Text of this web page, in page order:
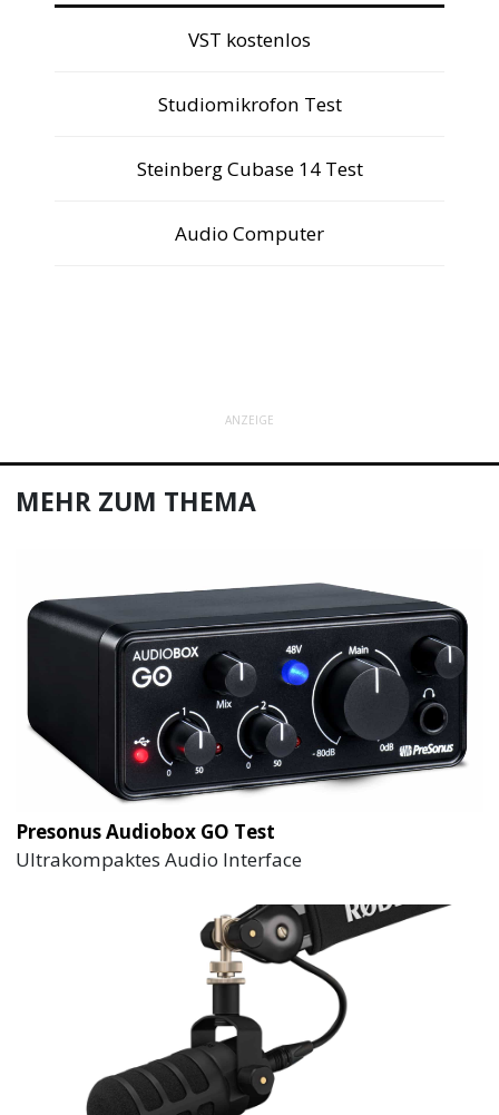
VST kostenlos
Studiomikrofon Test
Steinberg Cubase 14 Test
Audio Computer
ANZEIGE
MEHR ZUM THEMA
Presonus Audiobox GO Test
Ultrakompaktes Audio Interface